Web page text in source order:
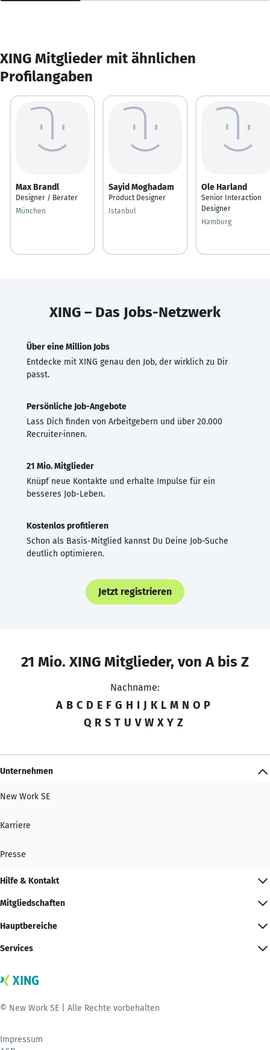
XING Mitglieder mit ähnlichen
Profilangaben
Max Brandl
Designer / Berater
München
Sayid Moghadam
Product Designer
Istanbul
Ole Harland
Senior Interaction
Designer
Hamburg
XING – Das Jobs-Netzwerk
Über eine Million Jobs
Entdecke mit XING genau den Job, der wirklich zu Dir
passt.
Persönliche Job-Angebote
Lass Dich finden von Arbeitgebern und über 20.000
Recruiter·innen.
21 Mio. Mitglieder
Knüpf neue Kontakte und erhalte Impulse für ein
besseres Job-Leben.
Kostenlos profitieren
Schon als Basis-Mitglied kannst Du Deine Job-Suche
deutlich optimieren.
Jetzt registrieren
21 Mio. XING Mitglieder, von A bis Z
Nachname:
A B C D E F G H I J K L M N O P
Q R S T U V W X Y Z
Unternehmen
New Work SE
Karriere
Presse
Hilfe & Kontakt
Mitgliedschaften
Hauptbereiche
Services
© New Work SE | Alle Rechte vorbehalten
Impressum